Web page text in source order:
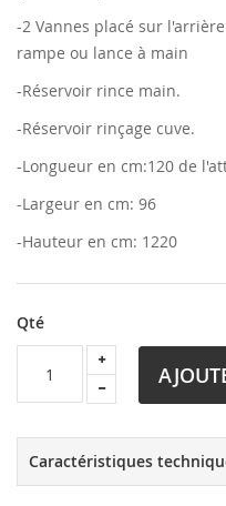
-2 Vannes placé sur
rampe ou lance à main
-Réservoir rince main.
-Réservoir rinçage cuve.
-Longueur en cm:120 de
-Largeur en cm: 96
-Hauteur en cm: 1220
Qté
Caractéristiques